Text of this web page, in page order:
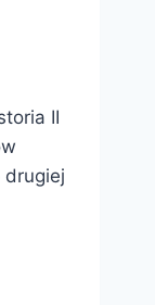
II
drugiej